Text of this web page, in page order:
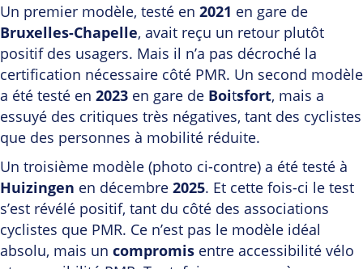
Un premier modèle, testé en 2021 en gare de
Bruxelles-Chapelle, avait reçu un retour plutôt
positif des usagers. Mais il n’a pas décroché la
certification nécessaire côté PMR. Un second modèle
a été testé en 2023 en gare de Boitsfort, mais a
essuyé des critiques très négatives, tant des cyclistes
que des personnes à mobilité réduite.
Un troisième modèle (photo ci-contre) a été testé à
Huizingen en décembre 2025. Et cette fois-ci le test
s’est révélé positif, tant du côté des associations
cyclistes que PMR. Ce n’est pas le modèle idéal
absolu, mais un compromis entre accessibilité vélo